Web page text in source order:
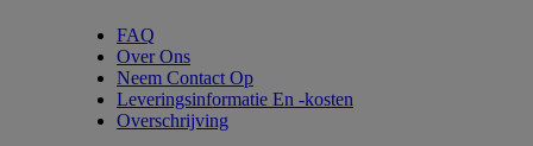
FAQ
Over Ons
Neem Contact Op
Leveringsinformatie En -kosten
Overschrijving